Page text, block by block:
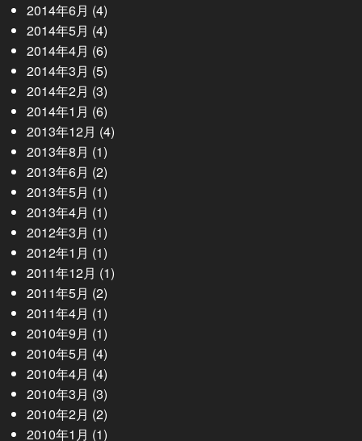
2014年6月 (4)
2014年5月 (4)
2014年4月 (6)
2014年3月 (5)
2014年2月 (3)
2014年1月 (6)
2013年12月 (4)
2013年8月 (1)
2013年6月 (2)
2013年5月 (1)
2013年4月 (1)
2012年3月 (1)
2012年1月 (1)
2011年12月 (1)
2011年5月 (2)
2011年4月 (1)
2010年9月 (1)
2010年5月 (4)
2010年4月 (4)
2010年3月 (3)
2010年2月 (2)
2010年1月 (1)